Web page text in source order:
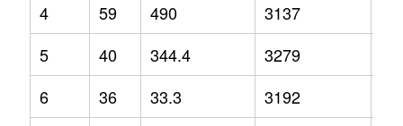
4
59 490 3137
5
40 344.4 3279
6
36 33.3 3192